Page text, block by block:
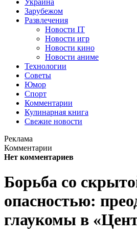
Украина
Зарубежом
Развлечения
Новости IT
Новости игр
Новости кино
Новости аниме
Технологии
Советы
Юмор
Спорт
Комментарии
Кулинарная книга
Свежие новости
Реклама
Комментарии
Нет комментариев
Борьба со
опасностью:
глаукомы в